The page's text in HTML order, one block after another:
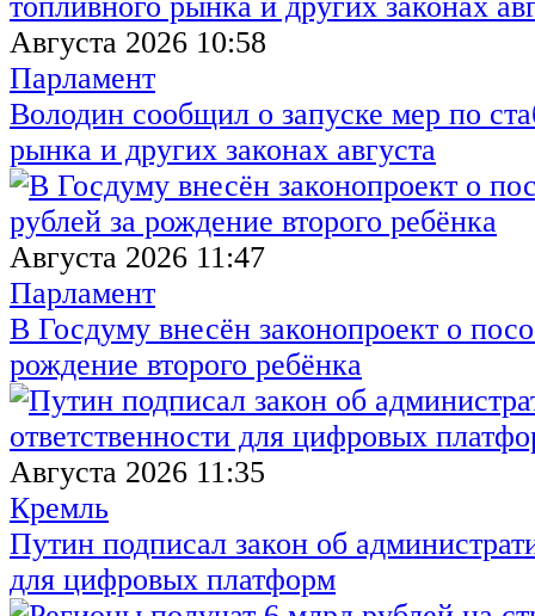
Августа 2026 10:58
Парламент
Володин сообщил о запуске мер по
рынка и других законах августа
Августа 2026 11:47
Парламент
В Госдуму внесён законопроект о
рождение второго ребёнка
Августа 2026 11:35
Кремль
Путин подписал закон об
для цифровых платформ